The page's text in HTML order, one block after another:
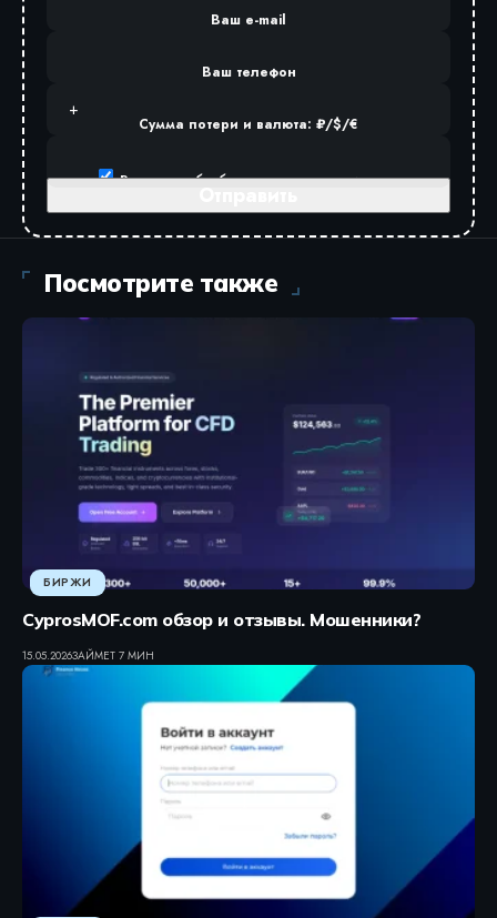
Ваш e-mail
Ваш телефон
Сумма потери и валюта: ₽/$/€
Разрешаюобработку персональных данных.
Посмотрите также
БИРЖИ
CyprosMOF.com обзор и отзывы. Мошенники?
15.05.2026ЗАЙМЕТ 7 МИН